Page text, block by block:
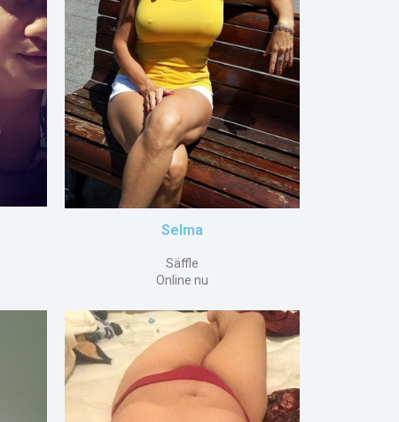
Selma
Säffle
Online nu